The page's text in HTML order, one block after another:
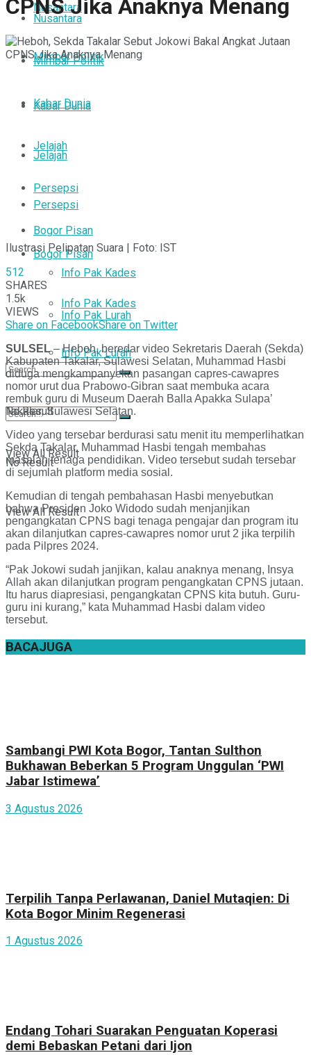
Nusantara
Mimbar Politik
Kabar Dunia
Jelajah
Persepsi
Bogor Pisan
Info Pak Kades
Info Pak Lurah
No Result
View All Result
Nusantara
Mimbar Politik
Kabar Dunia
Jelajah
Persepsi
Bogor Pisan
Info Pak Kades
Info Pak Lurah
No Result
View All Result
CPNS Jika Anaknya Menang
Ilustrasi Pelipatan Suara | Foto: IST
512
SHARES
1.5k
VIEWS
Share on FacebookShare on Twitter
SULSEL– Heboh, beredar video Sekretaris Daerah (Sekda)
Kabupaten Takalar, Sulawesi Selatan, Muhammad Hasbi
diduga mengkampanyekan pasangan capres-cawapres
nomor urut dua Prabowo-Gibran saat membuka acara
rembuk guru di Museum Daerah Balla Apakka Sulapa’
Takalar, Sulawesi Selatan.
Video yang tersebar berdurasi satu menit itu memperlihatkan
Sekda Takalar, Muhammad Hasbi tengah membahas
masalah tenaga pendidikan. Video tersebut sudah tersebar
di sejumlah platform media sosial.
Kemudian di tengah pembahasan Hasbi menyebutkan
bahwa Presiden Joko Widodo sudah menjanjikan
pengangkatan CPNS bagi tenaga pengajar dan program itu
akan dilanjutkan capres-cawapres nomor urut 2 jika terpilih
pada Pilpres 2024.
“Pak Jokowi sudah janjikan, kalau anaknya menang, Insya
Allah akan dilanjutkan program pengangkatan CPNS jutaan.
Itu harus diapresiasi, pengangkatan CPNS kita butuh. Guru-
guru ini kurang,” kata Muhammad Hasbi dalam video
tersebut.
BACAJUGA
Sambangi PWI Kota Bogor, Tantan Sulthon
Bukhawan Beberkan 5 Program Unggulan ‘PWI
Jabar Istimewa’
3 Agustus 2026
Terpilih Tanpa Perlawanan, Daniel Mutaqien: Di
Kota Bogor Minim Regenerasi
1 Agustus 2026
Endang Tohari Suarakan Penguatan Koperasi
demi Bebaskan Petani dari Ijon